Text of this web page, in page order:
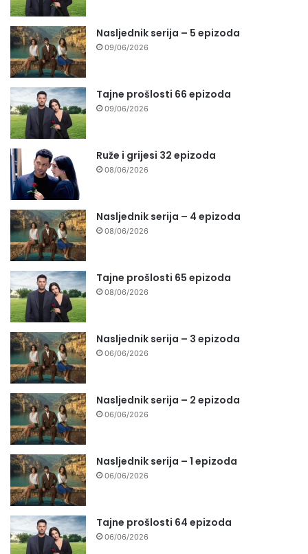
Nasljednik serija – 5 epizoda
09/06/2026
Tajne prošlosti 66 epizoda
09/06/2026
Ruže i grijesi 32 epizoda
08/06/2026
Nasljednik serija – 4 epizoda
08/06/2026
Tajne prošlosti 65 epizoda
08/06/2026
Nasljednik serija – 3 epizoda
06/06/2026
Nasljednik serija – 2 epizoda
06/06/2026
Nasljednik serija – 1 epizoda
06/06/2026
Tajne prošlosti 64 epizoda
06/06/2026